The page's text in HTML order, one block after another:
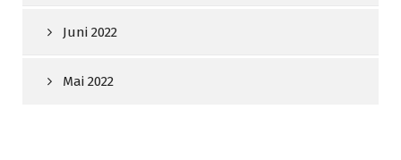
Juni 2022
Mai 2022